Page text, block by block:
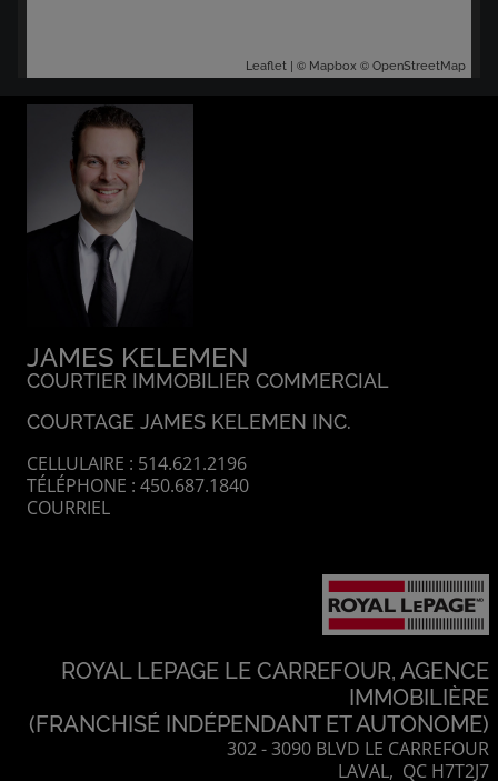
Leaflet | © Mapbox © OpenStreetMap
JAMES KELEMEN
COURTIER IMMOBILIER COMMERCIAL
COURTAGE JAMES KELEMEN INC.
CELLULAIRE : 514.621.2196
TÉLÉPHONE : 450.687.1840
COURRIEL
ROYAL LEPAGE LE CARREFOUR, AGENCE
IMMOBILIÈRE
(FRANCHISÉ INDÉPENDANT ET AUTONOME)
302 - 3090 BLVD LE CARREFOUR
LAVAL, QC H7T2J7